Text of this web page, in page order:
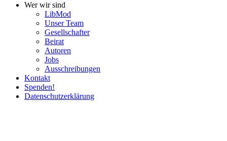
Wer wir sind
LibMod
Unser Team
Gesell­schafter
Beirat
Autoren
Jobs
Ausschrei­bungen
Kontakt
Spenden!
Daten­schutz­er­klärung